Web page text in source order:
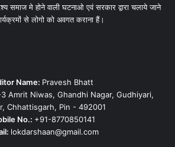
समाज मे होने वाली घटनाओ एवं सरकार द्वारा चलाये जाने
से लोगो को अवगत कराना हैं।
Name: Pravesh Bhatt
Amrit Niwas, Ghandhi Nagar, Gudhiyari,
Chhattisgarh, Pin - 492001
No.: +91-8770850141
lokdarshaan@gmail.com